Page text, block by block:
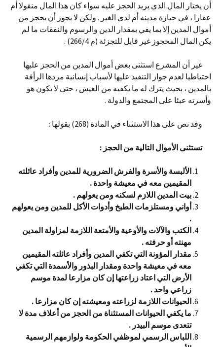
أن يختار المال الذي يريد الحجز عليه سواء كان هذا المال منقولا أم
عقارا ، في حيازة مدينه أم لدى الغير . ولكن لا يجوز أن يحجز من
أموال المدين إلا بما يفي بمقدار الدين والرسوم والنفقات ما لم
يكن المال المحجوز غير قابل للتجزئة (م 266/4) .
غير أن المشرع استثنى بعض أموال المدين من الحجز عليها
احتياطيا لعدم جواز التنفيذ عليها لأسباب إنسانية مردها الرأفة
بالمدين ، بحيث يترك له ما يكفيه من العيش ، حتى لا يكون هو
وأسرته عبئا على المجتمع والدولة .
وقد نص على هذا الاستثناء في المادة (268) بقولها :
تستثنى الأموال التالية من الحجز :
الألبسة والأسرة والفرش الضرورية للمدين وأفراد عائلته
المقيمين معه في معيشة واحدة .
بيت المدين اللازم لسكنه ومن يعولهم .
أواني ومستلزمات الطبخ وأدوات الأكل للمدين ومن يعولهم
.
الكتب والآلات والأوعية والأمتعة اللازمة لمزاولة المدين
مهنته أو حرفته .
مقدار المؤونة التي تكفي المدين وأفراد عائلته المقيمين
معه في معيشة واحدة ومقدار البذور والأسمدة التي تكفي
الأرض التي اعتاد زراعتها إن كان مزارعا لمدة موسم
زراعي واحد .
الحيوانات اللازمة لزراعته ومعيشته إن كان مزارعا .
ما يكفي الحيوانات المستثناة من الحجز من أعلاف مدة لا
تتعدى موسم البيدر .
اللباس الرسمي لموظفي الحكومة ولوازمهم الرسمية